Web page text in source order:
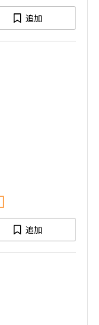
追加
追加